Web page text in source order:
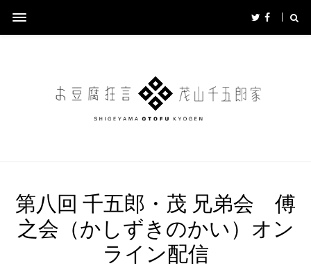
第八回 千五郎・茂 兄弟会 傅
之会（かしずきのかい）オン
ライン配信